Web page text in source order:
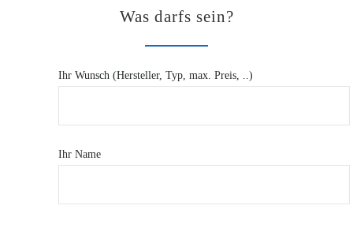
Was darfs sein?
Ihr Wunsch (Hersteller, Typ, max. Preis, ..)
Ihr Name